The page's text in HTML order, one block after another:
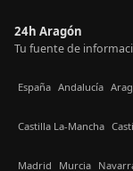
24h Aragón
Tu fuente de
España Andalucía
Castilla La-Mancha
Madrid Murcia